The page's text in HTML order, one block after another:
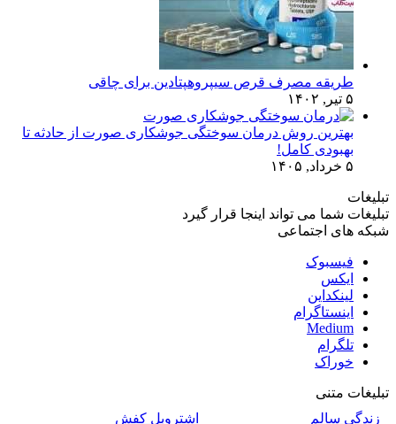
طریقه مصرف قرص سیپروهپتادین برای چاقی
۵ تیر, ۱۴۰۲
بهترین روش درمان سوختگی جوشکاری صورت از حادثه تا
بهبودی کامل!
۵ خرداد, ۱۴۰۵
تبلیغات
تبلیغات شما می تواند اینجا قرار گیرد
شبکه های اجتماعی
فیسبوک
ایکس
لینکداین
اینستاگرام
Medium
تلگرام
خوراک
تبلیغات متنی
زندگی سالم
اشتروبل کفش